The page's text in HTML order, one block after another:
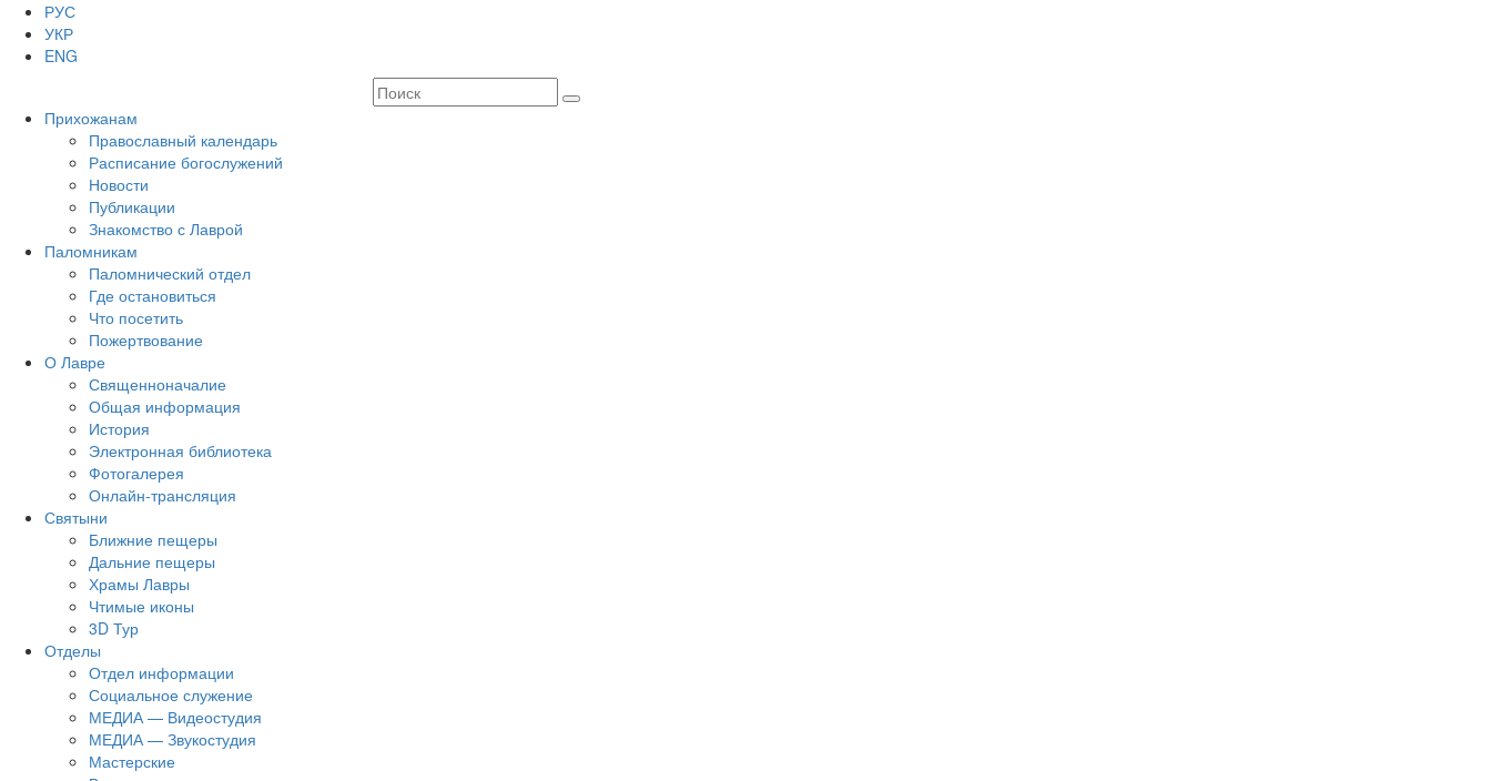
РУС
УКР
ENG
Прихожанам
Православный календарь
Расписание богослужений
Новости
Публикации
Знакомство с Лаврой
Паломникам
Паломнический отдел
Где остановиться
Что посетить
Пожертвование
О Лавре
Священноначалие
Общая информация
История
Электронная библиотека
Фотогалерея
Онлайн-трансляция
Святыни
Ближние пещеры
Дальние пещеры
Храмы Лавры
Чтимые иконы
3D Тур
Отделы
Отдел информации
Социальное служение
МЕДИА — Видеостудия
МЕДИА — Звукостудия
Мастерские